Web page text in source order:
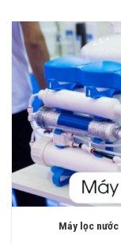
Máy lọc nước